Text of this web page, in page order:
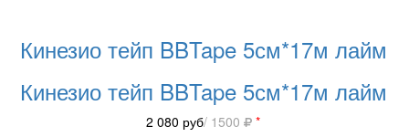
Кинезио тейп BBTape 5см*17м лайм
Кинезио тейп BBTape 5см*17м лайм
2 080 руб/ 1500 *